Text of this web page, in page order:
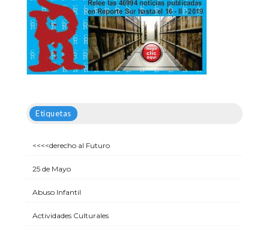
Etiquetas
<<<<derecho al Futuro
25 de Mayo
Abuso Infantil
Actividades Culturales